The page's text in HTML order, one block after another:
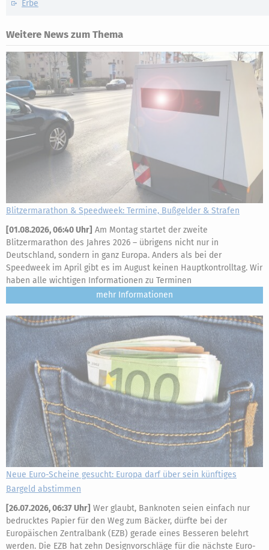
Erbe
Weitere News zum Thema
Blitzermarathon & Speedweek: Termine, Bußgelder & Strafen
[01.08.2026, 06:40 Uhr] Am Montag startet der zweite
Blitzermarathon des Jahres 2026 – übrigens nicht nur in
Deutschland, sondern in ganz Europa. Anders als bei der
Speedweek im April gibt es im August keinen Hauptkontrolltag. Wir
haben alle wichtigen Informationen zu Terminen
mehr
Neue Euro-Scheine gesucht: Europa darf über sein künftiges
Bargeld abstimmen
[26.07.2026, 06:37 Uhr] Wer glaubt, Banknoten seien einfach nur
bedrucktes Papier für den Weg zum Bäcker, dürfte bei der
Europäischen Zentralbank (EZB) gerade eines Besseren belehrt
werden. Die EZB hat zehn Designvorschläge für die nächste Euro-